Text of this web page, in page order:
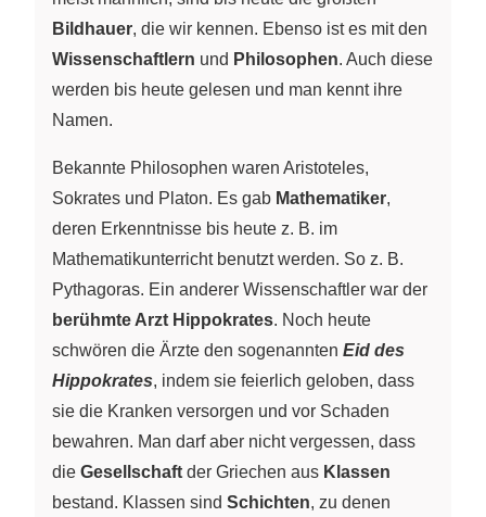
Bildhauer, die wir kennen. Ebenso ist es mit den
Wissenschaftlern und Philosophen. Auch diese
werden bis heute gelesen und man kennt ihre
Namen.
Bekannte Philosophen waren Aristoteles,
Sokrates und Platon. Es gab Mathematiker,
deren Erkenntnisse bis heute z. B. im
Mathematikunterricht benutzt werden. So z. B.
Pythagoras. Ein anderer Wissenschaftler war der
berühmte Arzt Hippokrates. Noch heute
schwören die Ärzte den sogenannten Eid des
Hippokrates, indem sie feierlich geloben, dass
sie die Kranken versorgen und vor Schaden
bewahren. Man darf aber nicht vergessen, dass
die Gesellschaft der Griechen aus Klassen
bestand. Klassen sind Schichten, zu denen